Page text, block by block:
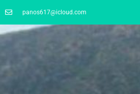
panos617@icloud.com